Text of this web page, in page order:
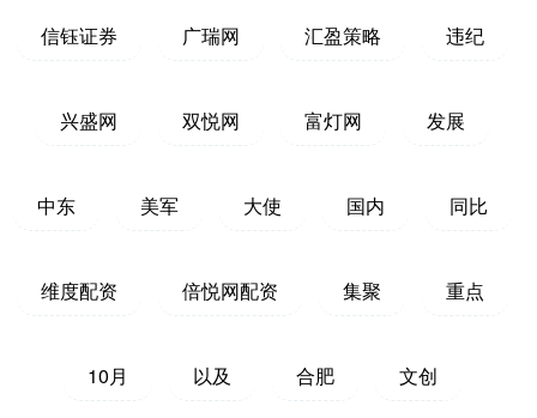
信钰证券 广瑞网 汇盈策略 违纪
兴盛网 双悦网 富灯网 发展
中东 美军 大使 国内 同比
维度配资 倍悦网配资 集聚 重点
10月 以及 合肥 文创